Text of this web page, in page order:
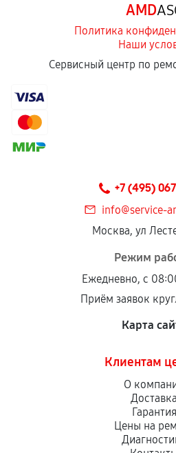
AMD
Политика
Наши
Сервисный центр по
+7 (495)
info@service-
Москва, ул
Режим
Ежедневно, с
Приём заявок
Карта
Клиентам
О
Доставка
Гарантия
Цены на